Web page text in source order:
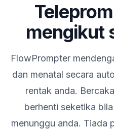
mengikut
FlowPrompter
dan menatal secara
rentak anda.
berhenti seketika
menunggu anda. Tiada